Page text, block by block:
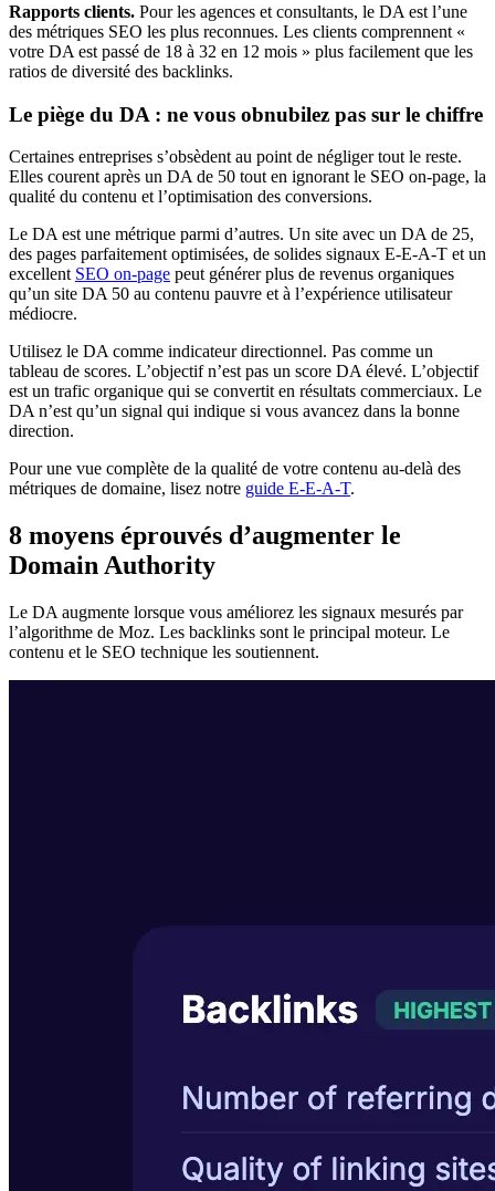
Rapports clients. Pour les agences et consultants, le DA est l’une
des métriques SEO les plus reconnues. Les clients comprennent «
votre DA est passé de 18 à 32 en 12 mois » plus facilement que les
ratios de diversité des backlinks.
Le piège du DA : ne vous obnubilez pas sur le chiffre
Certaines entreprises s’obsèdent au point de négliger tout le reste.
Elles courent après un DA de 50 tout en ignorant le SEO on-page, la
qualité du contenu et l’optimisation des conversions.
Le DA est une métrique parmi d’autres. Un site avec un DA de 25,
des pages parfaitement optimisées, de solides signaux E-E-A-T et un
excellent SEO on-page peut générer plus de revenus organiques
qu’un site DA 50 au contenu pauvre et à l’expérience utilisateur
médiocre.
Utilisez le DA comme indicateur directionnel. Pas comme un
tableau de scores. L’objectif n’est pas un score DA élevé. L’objectif
est un trafic organique qui se convertit en résultats commerciaux. Le
DA n’est qu’un signal qui indique si vous avancez dans la bonne
direction.
Pour une vue complète de la qualité de votre contenu au-delà des
métriques de domaine, lisez notre guide E-E-A-T.
8 moyens éprouvés d’augmenter le
Domain Authority
Le DA augmente lorsque vous améliorez les signaux mesurés par
l’algorithme de Moz. Les backlinks sont le principal moteur. Le
contenu et le SEO technique les soutiennent.